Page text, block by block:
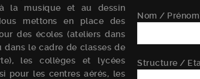
la musique et au dessin
mettons en place des
des écoles (ateliers dans
dans le cadre de classes de
les collèges et lycées
pour les centres aérés, les
Nom /
Structure /